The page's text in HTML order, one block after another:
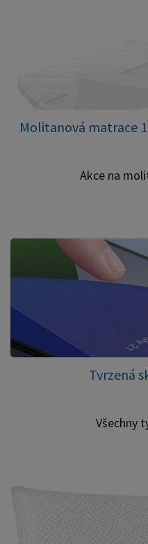
Molitanová matrace
Akce na
Tvrzená
Všechny